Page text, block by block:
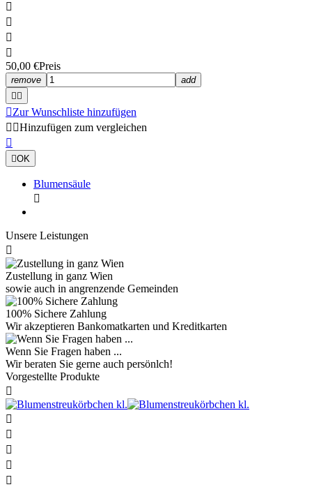




50,00 €Preis
remove
add
 
Zur Wunschliste hinzufügen
 Hinzufügen zum vergleichen

OK
Blumensäule

Unsere Leistungen

Zustellung in ganz Wien
sowie auch in angrenzende Gemeinden
100% Sichere Zahlung
Wir akzeptieren Bankomatkarten und Kreditkarten
Wenn Sie Fragen haben ...
Wir beraten Sie gerne auch persönlch!
Vorgestellte Produkte





